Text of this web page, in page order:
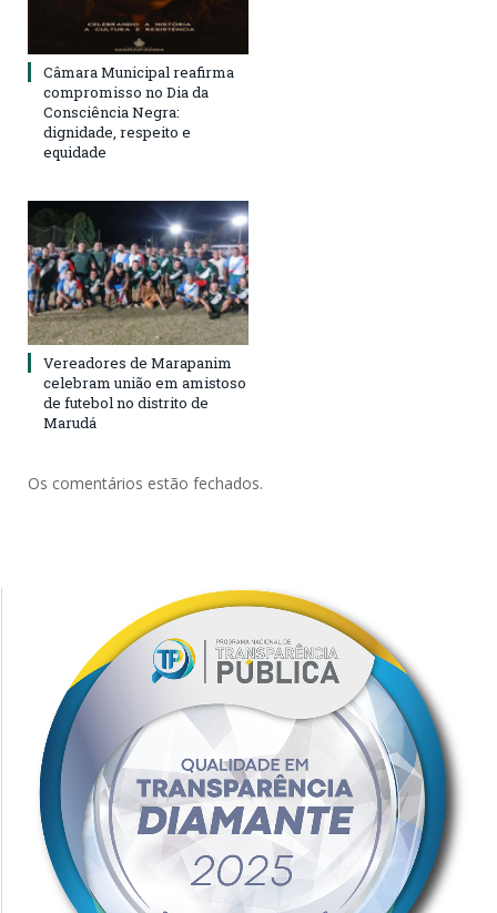
Câmara Municipal reafirma
compromisso no Dia da
Consciência Negra:
dignidade, respeito e
equidade
Vereadores de Marapanim
celebram união em amistoso
de futebol no distrito de
Marudá
Os comentários estão fechados.